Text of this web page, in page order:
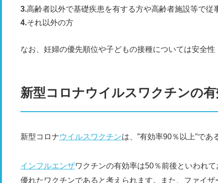
高齢者以外で基礎疾患を有する方や高齢者施設等で従
それ以外の方
なお、妊婦の優先順位や子どもの接種については安全
新型コロナウイルスワクチンの
新型コロナウイルス ワクチンは、”有効率90％以上”で
インフルエンザワクチンの有効率は50％前後といわれ
優れたワクチンであると考えられます。また、ファイ